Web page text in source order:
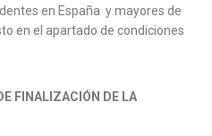
en España y mayores de
en el apartado de condiciones
FINALIZACIÓN DE LA